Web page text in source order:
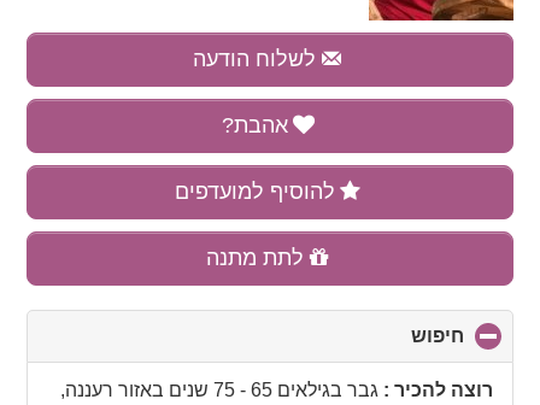
לשלוח הודעה
אהבת?
להוסיף למועדפים
לתת מתנה
חיפוש
to
collapseרוצה להכיר : גבר בגילאים 65 - 75 שנים באזור רעננה,